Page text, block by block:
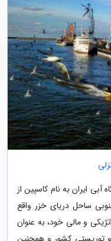
آبی ایران به نام کاسپین از
ساحل دریای خزر واقع
و مالی خود، به عنوان